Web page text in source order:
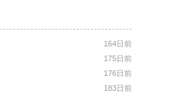
164日前
175日前
176日前
183日前